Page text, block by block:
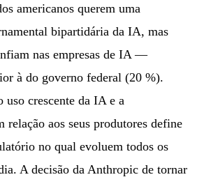
americanos querem uma
bipartidária da IA, mas
nas empresas de IA —
à do governo federal (20 %).
uso crescente da IA e a
relação aos seus produtores define
no qual evoluem todos os
A decisão da Anthropic de tornar